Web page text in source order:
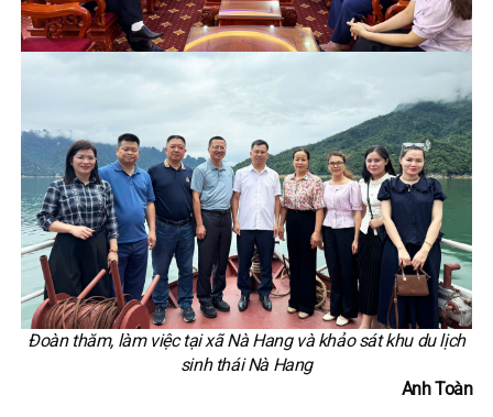
Đoàn thăm, làm việc tại xã Nà Hang và khảo sát khu du lịch
sinh thái Nà Hang
Anh Toàn